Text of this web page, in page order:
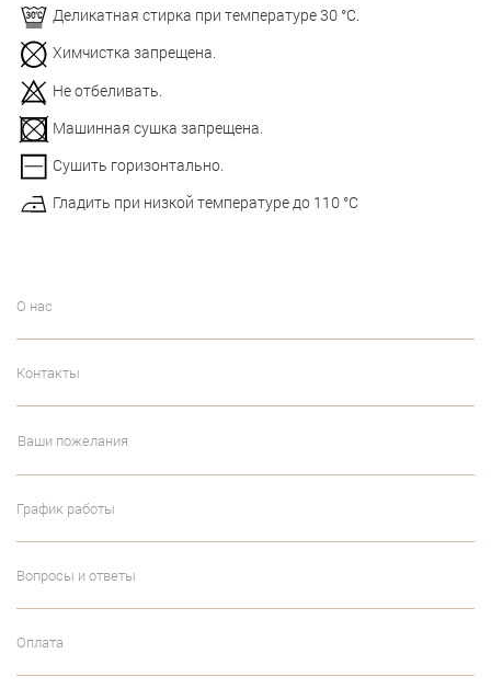
Деликатная стирка при температуре 30 °С.
Химчистка запрещена.
Не отбеливать.
Машинная сушка запрещена.
Сушить горизонтально.
Гладить при низкой температуре до 110 °С
О нас
Контакты
Ваши пожелания
График работы
Вопросы и ответы
Оплата